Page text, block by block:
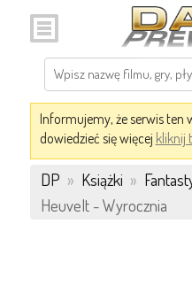
Informujemy, że serwis ten
dowiedzieć się więcej kliknij
DP » Książki »
Heuvelt - Wyrocznia